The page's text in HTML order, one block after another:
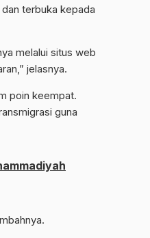
terbuka kepada
melalui situs web
jelasnya.
poin keempat.
guna